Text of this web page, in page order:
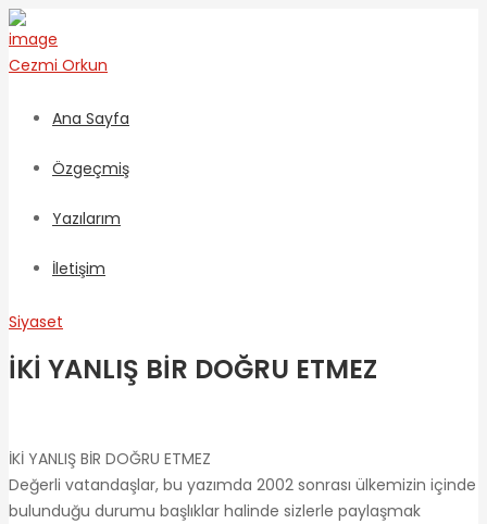
Cezmi Orkun
Ana Sayfa
Özgeçmiş
Yazılarım
İletişim
Siyaset
İKİ YANLIŞ BİR DOĞRU ETMEZ
İKİ YANLIŞ BİR DOĞRU ETMEZ
Değerli vatandaşlar, bu yazımda 2002 sonrası ülkemizin içinde
bulunduğu durumu başlıklar halinde sizlerle paylaşmak